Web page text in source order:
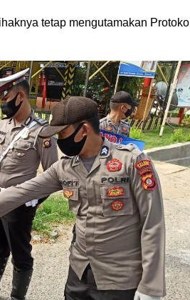
tetap mengutamakan Protokol